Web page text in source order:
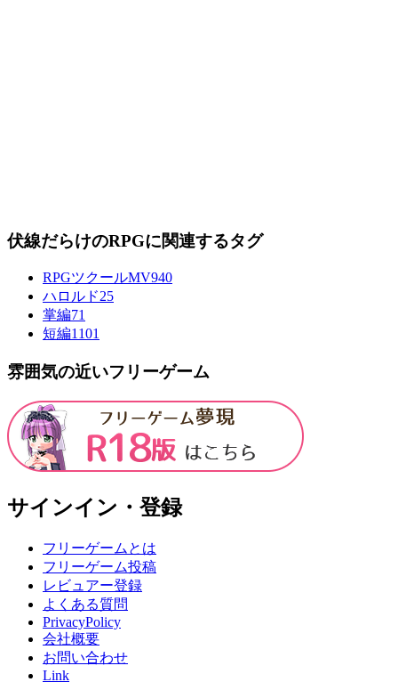
伏線だらけのRPGに関連するタグ
RPGツクールMV940
ハロルド25
掌編71
短編1101
雰囲気の近いフリーゲーム
サインイン・登録
フリーゲームとは
フリーゲーム投稿
レビュアー登録
よくある質問
PrivacyPolicy
会社概要
お問い合わせ
Link